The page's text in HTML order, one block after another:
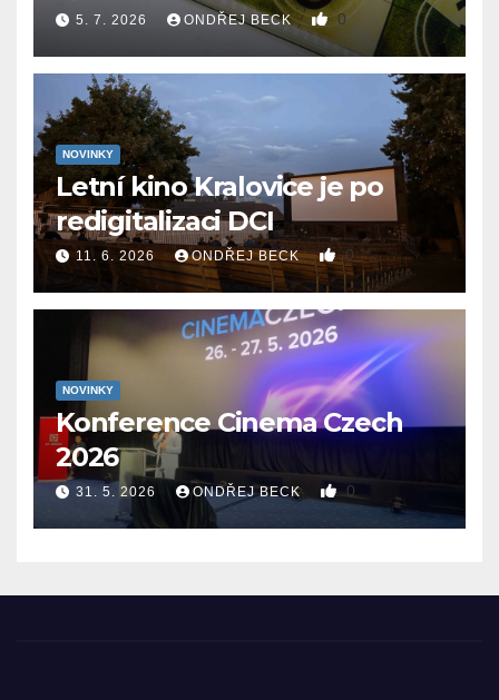
5. 7. 2026 ONDŘEJ BECK 0
NOVINKY
Letní kino Kralovice je po
redigitalizaci DCI
11. 6. 2026 ONDŘEJ BECK 0
NOVINKY
Konference Cinema Czech
2026
31. 5. 2026 ONDŘEJ BECK 0